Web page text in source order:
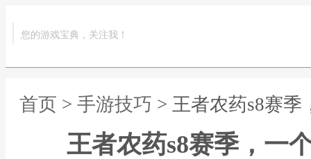
您的游戏宝典，关注我！
首页 > 手游技巧 > 王者农药s8赛
王者农药s8赛季，一